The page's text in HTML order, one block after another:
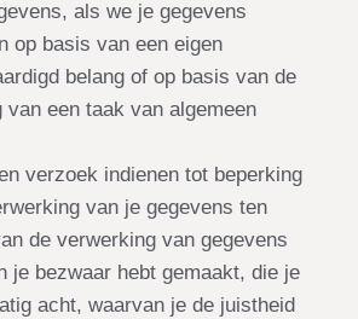
als we je gegevens
op basis van een eigen
belang of op basis van de
van een taak van algemeen
verzoek indienen tot beperking
van je gegevens ten
de verwerking van gegevens
je bezwaar hebt gemaakt, die je
acht, waarvan je de juistheid